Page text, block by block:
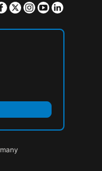
Facebook
TwitterInstagram
Youtube